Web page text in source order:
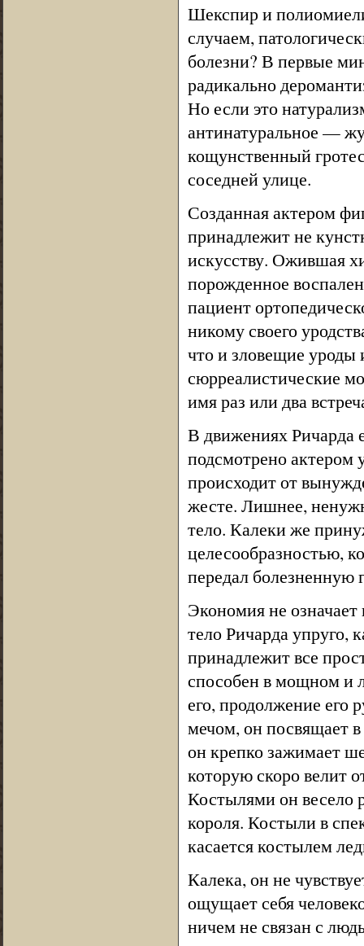
Шекспир и
случаем,
болезни? В первые
радикально
Но если это
антинатуральное —
кощунственный
соседней улице.
Созданная актером
принадлежит не
искусству. Ожившая
порожденное
пациент
никому своего
что и зловещие
сюрреалистические
имя раз или два
В движениях Ричарда
подсмотрено актером
происходит от
жесте. Лишнее,
тело. Калеки же
целесообразностью,
передал болезненную
Экономия не
тело Ричарда упруго,
принадлежит все
способен в мощном и
его, продолжение его
мечом, он посвящает
он крепко зажимает
которую скоро велит
Костылями он весело
короля. Костыли в
касается костылем
Калека, он не
ощущает себя
ничем не связан с